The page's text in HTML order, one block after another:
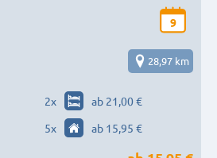
9
28,97 km
2x
ab 21,00 €
5x ab 15,95 €